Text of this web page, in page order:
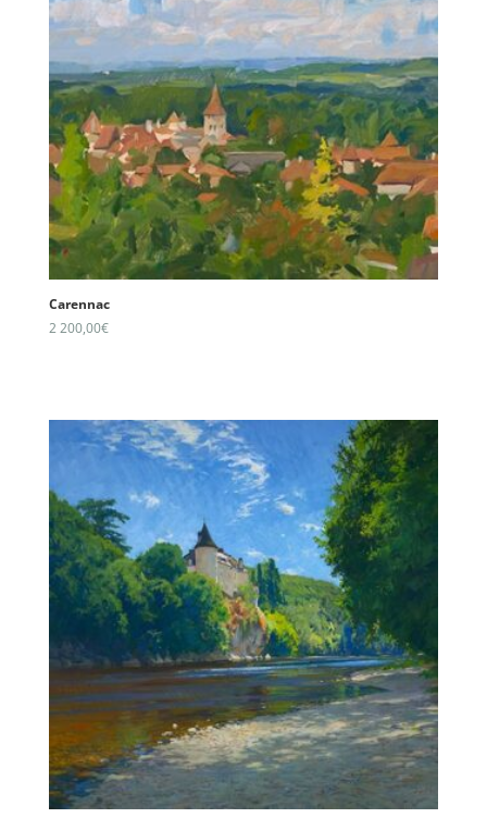
Carennac
2 200,00€